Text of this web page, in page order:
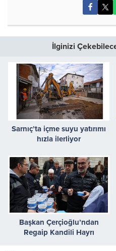
İlginizi
Sarnıç’ta içme suyu yatırımı
hızla ilerliyor
Başkan Çerçioğlu’ndan
Regaip Kandili Hayrı